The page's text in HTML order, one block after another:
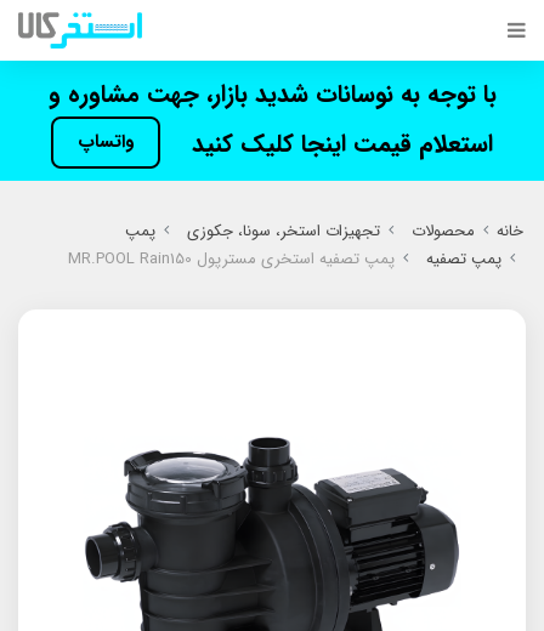
با توجه به نوسانات شدید بازار، جهت مشاوره و
استعلام قیمت اینجا کلیک کنید
واتساپ
خانه محصولات تجهیزات استخر، سونا، جکوزی
پمپ
پمپ تصفیه
پمپ تصفیه استخری مسترپول MR.POOL Rain150